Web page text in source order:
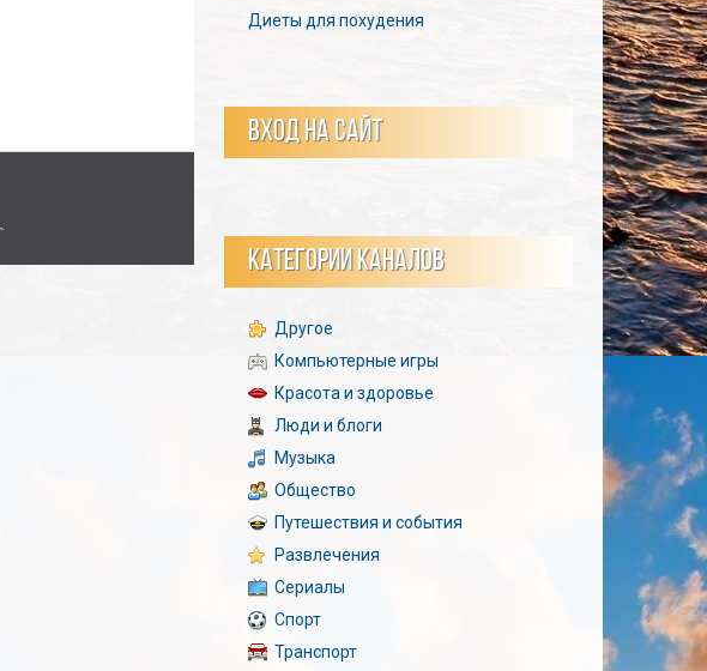
Диеты для похудения
ВХОД НА САЙТ
КАТЕГОРИИ КАНАЛОВ
Другое
Компьютерные игры
Красота и здоровье
Люди и блоги
Музыка
Общество
Путешествия и события
Развлечения
Сериалы
Спорт
Транспорт